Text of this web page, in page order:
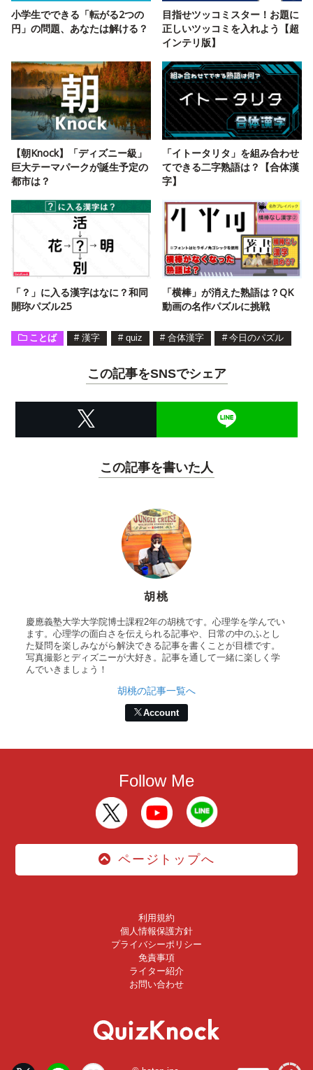
小学生でできる「転がる2つの
円」の問題、あなたは解ける？
目指せツッコミスター！お題に
正しいツッコミを入れよう【超
インテリ版】
【朝Knock】「ディズニー級」
巨大テーマパークが誕生予定の
都市は？
「イトータリタ」を組み合わせ
てできる二字熟語は？【合体漢
字】
「？」に入る漢字はなに？和同
開珎パズル25
「横棒」が消えた熟語は？QK
動画の名作パズルに挑戦
ことば # 漢字 # quiz # 合体漢字 # 今日のパズル
この記事をSNSでシェア
この記事を書いた人
胡桃
慶應義塾大学大学院博士課程2年の胡桃です。心理学を学んでい
ます。心理学の面白さを伝えられる記事や、日常の中のふとし
た疑問を楽しみながら解決できる記事を書くことが目標です。
写真撮影とディズニーが大好き。記事を通して一緒に楽しく学
んでいきましょう！
胡桃の記事一覧へ
Account
Follow Me
ページトップへ
利用規約
個人情報保護方針
プライバシーポリシー
免責事項
ライター紹介
お問い合わせ